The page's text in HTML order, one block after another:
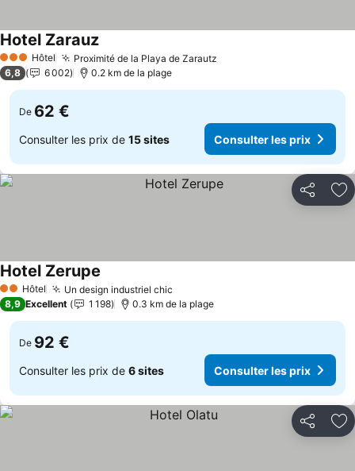
3 ÉtoilesHôtel Proximité de la Playa de Zarautz
Hotel ZarauzConsulter les prix
6,8 6 002 0.2 km de la plage
De 62 €
Consulter les prix de 15 sites Consulter les prix
Partager
2 Étoiles
Hôtel Un design industriel chic
Hotel Zerupe
8,9 Excellent 1 198 0.3 km de la plage
De 92 €
Consulter les prix de 6 sites Consulter les prix
Partager